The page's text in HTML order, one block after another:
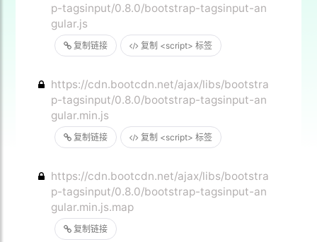
复制链接 复制 <script> 标签
p-tagsinput/0.8.0/bootstrap-tagsinput-an
gular.js
复制链接 复制 <script> 标签
https://cdn.bootcdn.net/ajax/libs/bootstra
p-tagsinput/0.8.0/bootstrap-tagsinput-an
gular.min.js
复制链接
https://cdn.bootcdn.net/ajax/libs/bootstra
p-tagsinput/0.8.0/bootstrap-tagsinput-an
gular.min.js.map